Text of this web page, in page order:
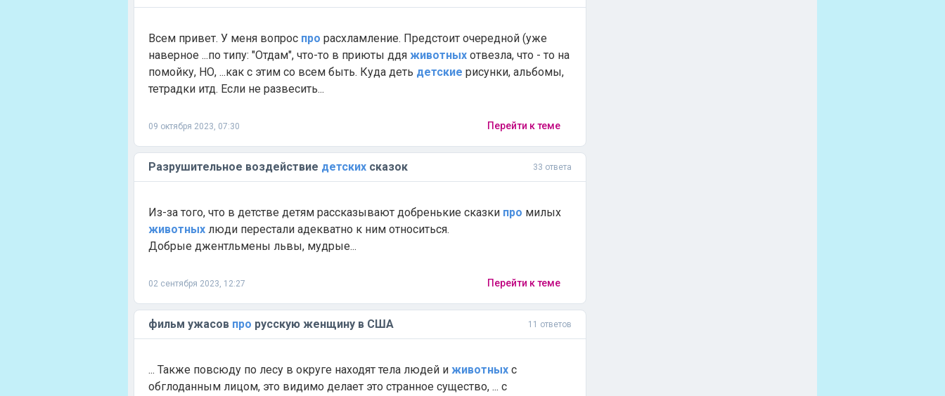
Всем привет. У меня вопрос про расхламление. Предстоит очередной (уже
наверное ...по типу: "Отдам", что-то в приюты ддя животных отвезла, что - то на
помойку, НО, ...как с этим со всем быть. Куда деть детские рисунки, альбомы,
тетрадки итд. Если не развесить...
09 октября 2023, 07:30 Перейти к теме
Разрушительное воздействие детских сказок 33 ответа
Из-за того, что в детстве детям рассказывают добренькие сказки про милых
животных люди перестали адекватно к ним относиться.
Добрые джентльмены львы, мудрые...
02 сентября 2023, 12:27 Перейти к теме
фильм ужасов про русскую женщину в США 11 ответов
... Также повсюду по лесу в округе находят тела людей и животных с
обглоданным лицом, это видимо делает это странное существо, ... с